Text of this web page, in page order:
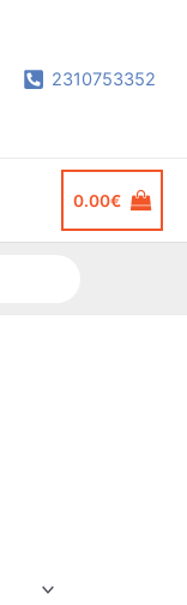
2310753352
0.00€